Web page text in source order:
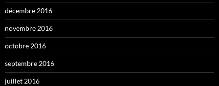
décembre 2016
novembre 2016
octobre 2016
septembre 2016
juillet 2016